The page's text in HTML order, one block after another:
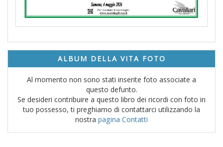
ALBUM DELLA VITA FOTO
Al momento non sono stati inserite foto associate a
questo defunto.
Se desideri contribuire a questo libro dei ricordi con foto in
tuo possesso, ti preghiamo di contattarci utilizzando la
nostra pagina Contatti